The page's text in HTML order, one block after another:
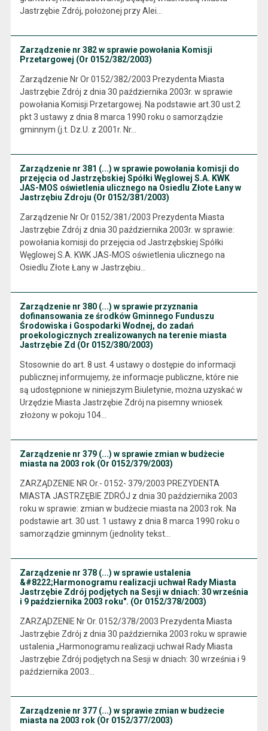
Jastrzębie Zdrój, położonej przy Alei…
Zarządzenie nr 382 w sprawie powołania Komisji
Przetargowej (Or 0152/382/2003)
Zarządzenie Nr Or 0152/382/2003 Prezydenta Miasta
Jastrzębie Zdrój z dnia 30 października 2003r. w sprawie
powołania Komisji Przetargowej. Na podstawie art.30 ust.2
pkt 3 ustawy z dnia 8 marca 1990 roku o samorządzie
gminnym (j.t. Dz.U. z 2001r. Nr…
Zarządzenie nr 381 (...) w sprawie powołania komisji do
przejęcia od Jastrzębskiej Spółki Węglowej S.A. KWK
JAS-MOS oświetlenia ulicznego na Osiedlu Złote Łany w
Jastrzębiu Zdroju (Or 0152/381/2003)
Zarządzenie Nr Or 0152/381/2003 Prezydenta Miasta
Jastrzębie Zdrój z dnia 30 października 2003r. w sprawie:
powołania komisji do przejęcia od Jastrzębskiej Spółki
Węglowej S.A. KWK JAS-MOS oświetlenia ulicznego na
Osiedlu Złote Łany w Jastrzębiu…
Zarządzenie nr 380 (...) w sprawie przyznania
dofinansowania ze środków Gminnego Funduszu
Środowiska i Gospodarki Wodnej, do zadań
proekologicznych zrealizowanych na terenie miasta
Jastrzębie Zd (Or 0152/380/2003)
Stosownie do art. 8 ust. 4 ustawy o dostępie do informacji
publicznej informujemy, że informacje publiczne, które nie
są udostępnione w niniejszym Biuletynie, można uzyskać w
Urzędzie Miasta Jastrzębie Zdrój na pisemny wniosek
złożony w pokoju 104…
Zarządzenie nr 379 (...) w sprawie zmian w budżecie
miasta na 2003 rok (Or 0152/379/2003)
ZARZĄDZENIE NR Or.- 0152- 379/2003 PREZYDENTA
MIASTA JASTRZĘBIE ZDRÓJ z dnia 30 października 2003
roku w sprawie: zmian w budżecie miasta na 2003 rok. Na
podstawie art. 30 ust. 1 ustawy z dnia 8 marca 1990 roku o
samorządzie gminnym (jednolity tekst…
Zarządzenie nr 378 (...) w sprawie ustalenia
&#8222;Harmonogramu realizacji uchwał Rady Miasta
Jastrzębie Zdrój podjętych na Sesji w dniach: 30 września
i 9 października 2003 roku". (Or 0152/378/2003)
ZARZĄDZENIE Nr Or. 0152/378/2003 Prezydenta Miasta
Jastrzębie Zdrój z dnia 30 października 2003 roku w sprawie
ustalenia „Harmonogramu realizacji uchwał Rady Miasta
Jastrzębie Zdrój podjętych na Sesji w dniach: 30 września i 9
października 2003…
Zarządzenie nr 377 (...) w sprawie zmian w budżecie
miasta na 2003 rok (Or 0152/377/2003)